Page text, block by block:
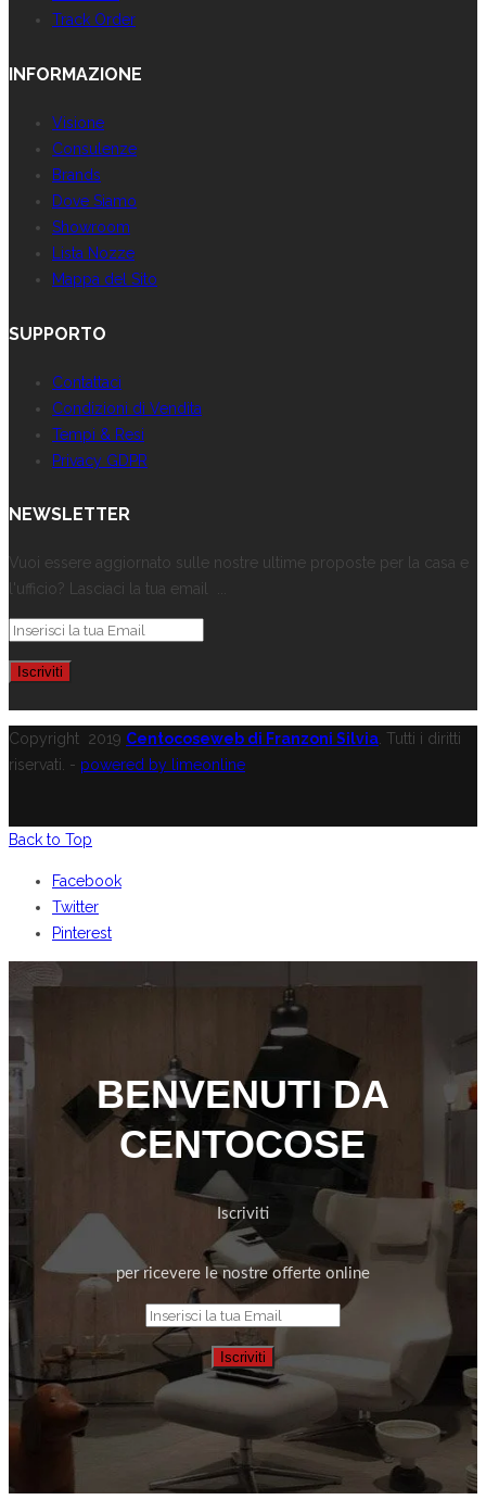
Track Order
INFORMAZIONE
Visione
Consulenze
Brands
Dove Siamo
Showroom
Lista Nozze
Mappa del Sito
SUPPORTO
Contattaci
Condizioni di Vendita
Tempi & Resi
Privacy GDPR
NEWSLETTER
Vuoi essere aggiornato sulle nostre ultime proposte per la casa e
l'ufficio? Lasciaci la tua email ...
Copyright 2019 Centocoseweb di Franzoni Silvia. Tutti i diritti
riservati. - powered by limeonline
Back to Top
Facebook
Twitter
Pinterest
BENVENUTI DA
CENTOCOSE
Iscriviti
per ricevere le nostre offerte online